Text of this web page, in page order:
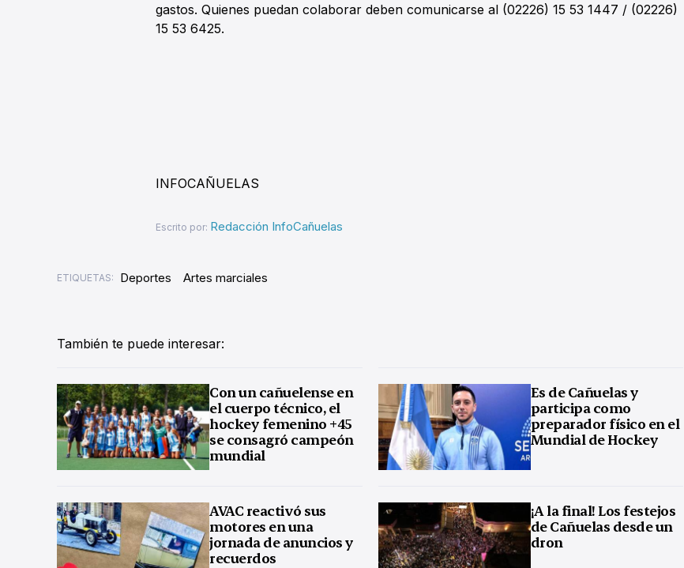
gastos. Quienes puedan colaborar deben comunicarse al (02226) 15 53 1447 / (02226)
15 53 6425.
INFOCAÑUELAS
Escrito por: Redacción InfoCañuelas
ETIQUETAS: Deportes Artes marciales
También te puede interesar:
Con un cañuelense en
el cuerpo técnico, el
hockey femenino +45
se consagró campeón
mundial
Es de Cañuelas y
participa como
preparador físico en el
Mundial de Hockey
AVAC reactivó sus
motores en una
jornada de anuncios y
recuerdos
¡A la final! Los festejos
de Cañuelas desde un
dron